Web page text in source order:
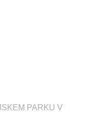
PARKU V